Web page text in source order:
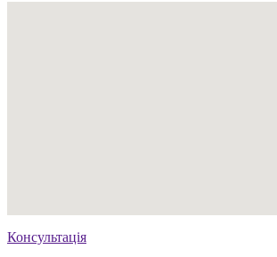
Консультація